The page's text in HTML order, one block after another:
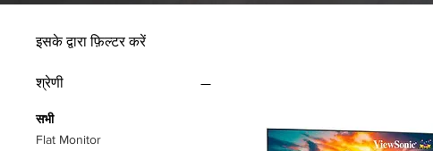
इसके द्वारा फ़िल्टर करें
श्रेणी
सभी
Flat Monitor